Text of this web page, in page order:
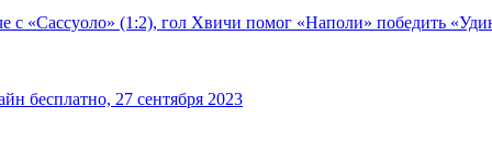
с «Сассуоло» (1:2), гол Хвичи помог «Наполи» победить
бесплатно, 27 сентября 2023